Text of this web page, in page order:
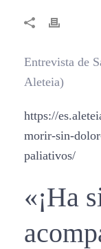
Entrevista de
Aleteia)
https://
morir-sin-
paliativos/
«¡Ha